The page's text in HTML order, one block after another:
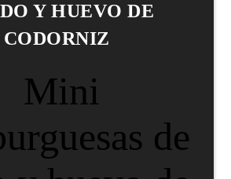
Y HUEVO DE
CODORNIZ